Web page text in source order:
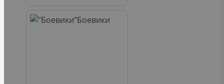
Боевики